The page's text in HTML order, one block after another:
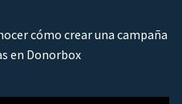
cómo crear una campaña
en Donorbox